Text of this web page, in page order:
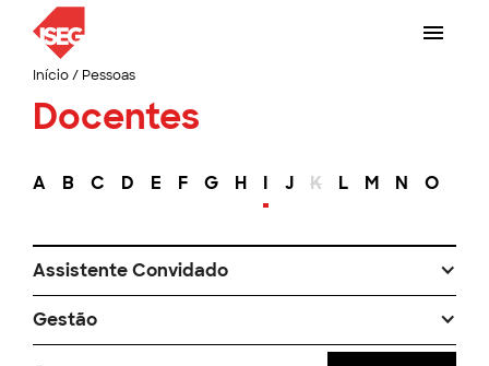
Início/ Pessoas
Docentes
A B C D E F G H I J K L M N O
Assistente Convidado
Gestão